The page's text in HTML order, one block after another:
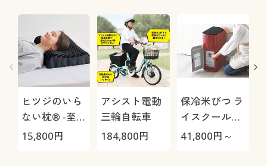
ヒツジのいら
ない枕® -至
極-
15,800円
アシスト電動
三輪自転車
184,800円
保冷米びつ ラ
イスクール
HRC-
41,800円～